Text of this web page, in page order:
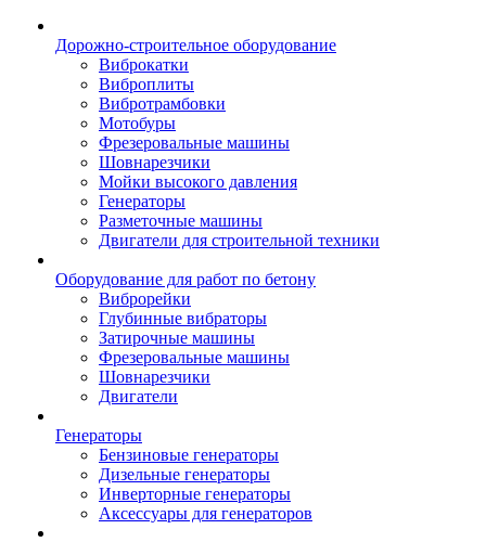
Дорожно-строительное оборудование
Виброкатки
Виброплиты
Вибротрамбовки
Мотобуры
Фрезеровальные машины
Шовнарезчики
Мойки высокого давления
Генераторы
Разметочные машины
Двигатели для строительной техники
Оборудование для работ по бетону
Виброрейки
Глубинные вибраторы
Затирочные машины
Фрезеровальные машины
Шовнарезчики
Двигатели
Генераторы
Бензиновые генераторы
Дизельные генераторы
Инверторные генераторы
Аксессуары для генераторов